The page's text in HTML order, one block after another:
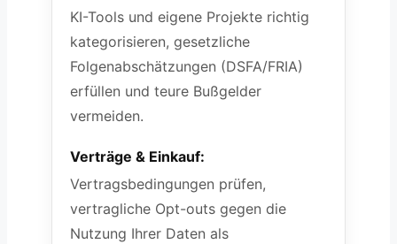
KI-Tools und eigene Projekte richtig
kategorisieren, gesetzliche
Folgenabschätzungen (DSFA/FRIA)
erfüllen und teure Bußgelder
vermeiden.
Verträge & Einkauf:
Vertragsbedingungen prüfen,
vertragliche Opt-outs gegen die
Nutzung Ihrer Daten als